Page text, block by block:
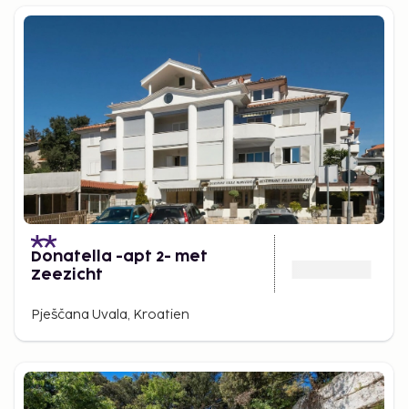
Donatella -apt 2- met
Zeezicht
Pješčana Uvala, Kroatien